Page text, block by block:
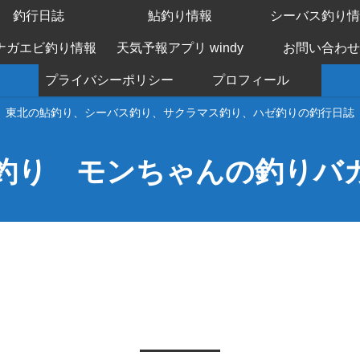
東北の鮎釣り、シーバス釣り、サクラマス釣り、ハゼ釣りの釣行日誌
り モンちゃんの釣りバ
釣行日誌 鮎釣り情報 シーバス釣り
ガエビ釣り情報 天気予報アプリ windy お問い合わせ
プライバシーポリシー プロフィール